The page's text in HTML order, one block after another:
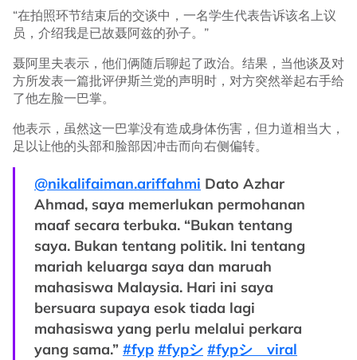
“在拍照环节结束后的交谈中，一名学生代表告诉该名上议
员，介绍我是已故聂阿兹的孙子。”
聂阿里夫表示，他们俩随后聊起了政治。结果，当他谈及对
方所发表一篇批评伊斯兰党的声明时，对方突然举起右手给
了他左脸一巴掌。
他表示，虽然这一巴掌没有造成身体伤害，但力道相当大，
足以让他的头部和脸部因冲击而向右侧偏转。
@nikalifaiman.ariffahmi Dato Azhar
Ahmad, saya memerlukan permohanan
maaf secara terbuka. “Bukan tentang
saya. Bukan tentang politik. Ini tentang
mariah keluarga saya dan maruah
mahasiswa Malaysia. Hari ini saya
bersuara supaya esok tiada lagi
mahasiswa yang perlu melalui perkara
yang sama.” #fyp #fypシ #fypシ゚viral